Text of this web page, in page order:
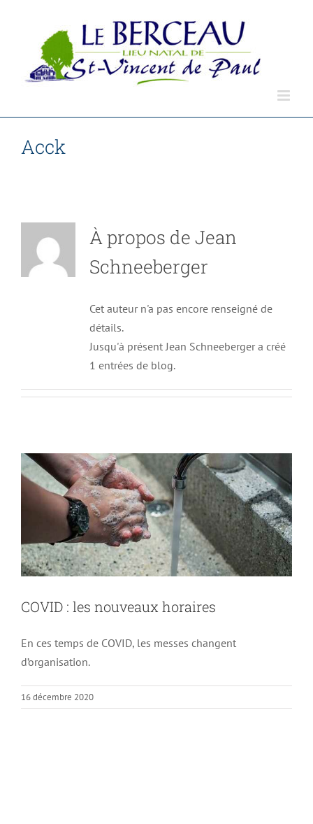
contenu
Acck
À propos de Jean
Schneeberger
Cet auteur n'a pas encore renseigné de
détails.
Jusqu'à présent Jean Schneeberger a créé
1 entrées de blog.
COVID : les nouveaux horaires
COVID : les nouveaux horaires
En ces temps de COVID, les messes changent
d’organisation.
16 décembre 2020